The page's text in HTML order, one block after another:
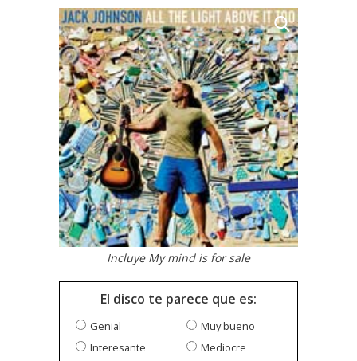
Incluye My mind is for sale
El disco te parece que es:
Genial
Muy bueno
Interesante
Mediocre